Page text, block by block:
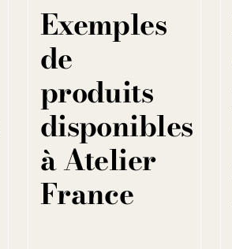
Exemples
de
produits
disponibles
à Atelier
France